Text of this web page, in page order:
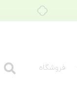
فروشگاه